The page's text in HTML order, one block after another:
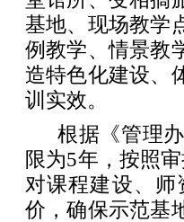
基地、现场教学
例教学、情景教
造特色化建设、
训实效。
根据《管理
限为5年，按照
对课程建设、
价，确保示范基